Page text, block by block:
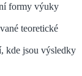
formy výuky
teoretické
kde jsou výsledky